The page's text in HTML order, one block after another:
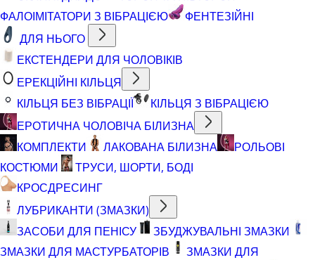
ФАЛОІМІТАТОРИ З ВІБРАЦІЄЮ
ФЕНТЕЗІЙНІ
ДЛЯ НЬОГО
ЕКСТЕНДЕРИ ДЛЯ ЧОЛОВІКІВ
ЕРЕКЦІЙНІ КІЛЬЦЯ
КІЛЬЦЯ БЕЗ ВІБРАЦІЇ
КІЛЬЦЯ З ВІБРАЦІЄЮ
ЕРОТИЧНА ЧОЛОВІЧА БІЛИЗНА
КОМПЛЕКТИ
ЛАКОВАНА БІЛИЗНА
РОЛЬОВІ
КОСТЮМИ
ТРУСИ, ШОРТИ, БОДІ
КРОСДРЕСИНГ
ЛУБРИКАНТИ (ЗМАЗКИ)
ЗАСОБИ ДЛЯ ПЕНІСУ
ЗБУДЖУВАЛЬНІ ЗМАЗКИ
ЗМАЗКИ ДЛЯ МАСТУРБАТОРІВ
ЗМАЗКИ ДЛЯ